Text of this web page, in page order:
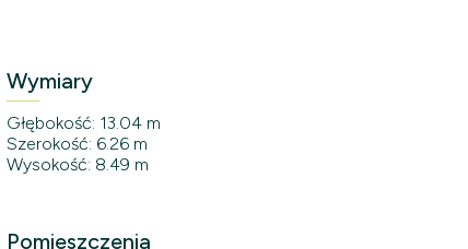
Wymiary
Głębokość: 13.04 m
Szerokość: 6.26 m
Wysokość: 8.49 m
Pomieszczenia